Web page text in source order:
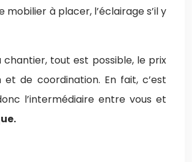
à placer, l’éclairage s’il y
tout est possible, le prix
de coordination. En fait, c’est
l’intermédiaire entre vous et